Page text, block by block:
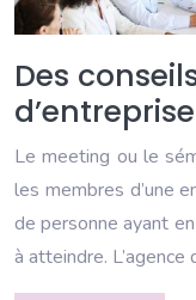
Des
d’entreprise
Le meeting ou le
les membres d’une
de personne ayant
à atteindre.